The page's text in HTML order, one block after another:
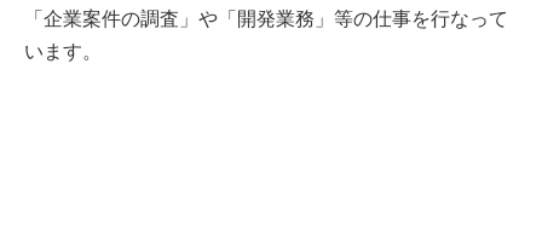
「企業案件の調査」や「開発業務」等の仕事を行なって
います。